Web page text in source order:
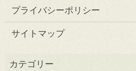
プライバシーポリシー
サイトマップ